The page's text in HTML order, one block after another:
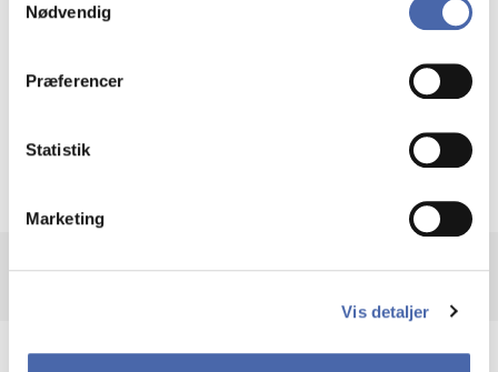
markedsføring. Du bestemmer selv - og kan altid trække
Nødvendig
Præferencer
Statistik
Marketing
Vis detaljer
Krigen i Ukraine